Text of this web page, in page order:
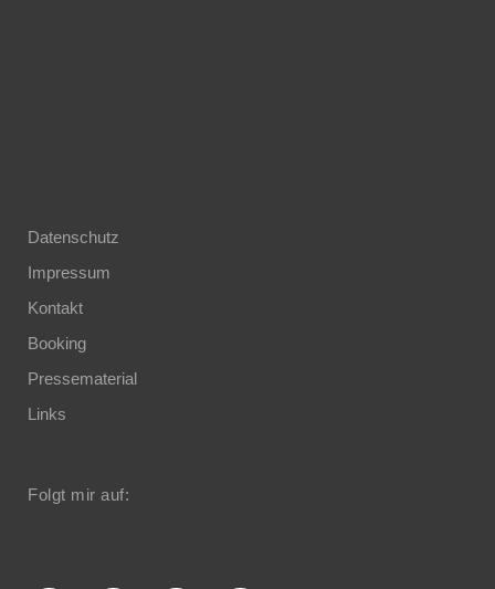
Datenschutz
Impressum
Kontakt
Booking
Pressematerial
Links
Folgt mir auf: